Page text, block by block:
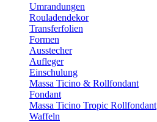
Umrandungen
Rouladendekor
Transferfolien
Formen
Ausstecher
Aufleger
Einschulung
Massa Ticino & Rollfondant
Fondant
Massa Ticino Tropic Rollfondant
Waffeln